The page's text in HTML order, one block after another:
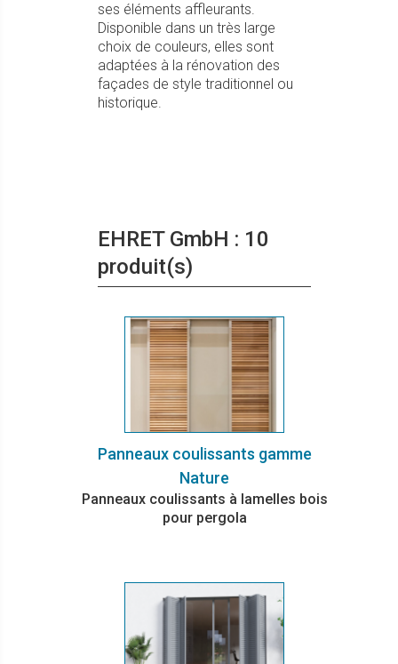
ses éléments affleurants.
Disponible dans un très large
choix de couleurs, elles sont
adaptées à la rénovation des
façades de style traditionnel ou
historique.
EHRET GmbH : 10
produit(s)
Panneaux coulissants gamme
Nature
Panneaux coulissants à lamelles bois
pour pergola